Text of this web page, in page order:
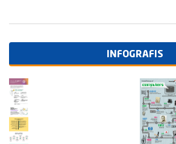
INFOGRAFIS